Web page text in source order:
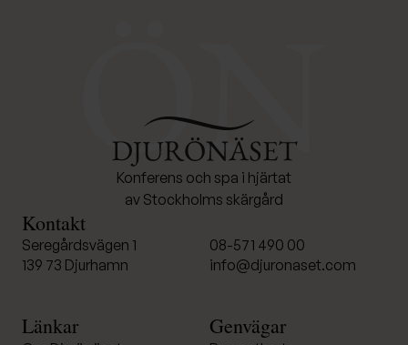
Konferens och spa i hjärtat
av Stockholms skärgård
Länkar Genvägar
Kontakt
Seregårdsvägen 1
139 73 Djurhamn
08-571 490 00
info@djuronaset.com